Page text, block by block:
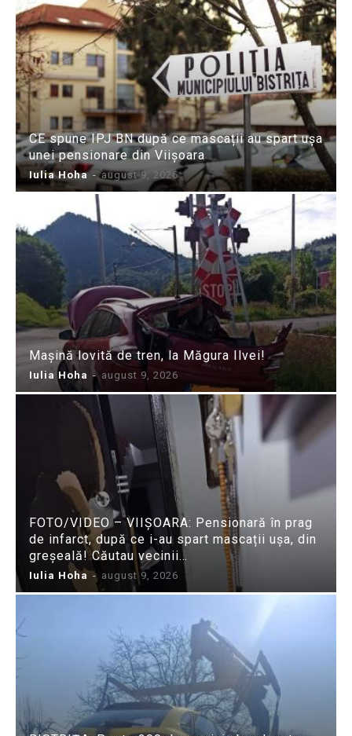
CE spune IPJ BN după ce mascații au spart ușa
unei pensionare din Viișoara
Iulia Hoha - august 9, 2026
Mașină lovită de tren, la Măgura Ilvei!
Iulia Hoha - august 9, 2026
FOTO/VIDEO – VIIȘOARA: Pensionară în prag
de infarct, după ce i-au spart mascații ușa, din
greșeală! Căutau vecinii…
Iulia Hoha - august 9, 2026